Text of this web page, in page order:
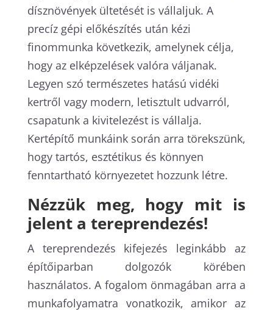
dísznövények ültetését is vállaljuk. A
precíz gépi előkészítés után kézi
finommunka következik, amelynek célja,
hogy az elképzelések valóra váljanak.
Legyen szó természetes hatású vidéki
kertről vagy modern, letisztult udvarról,
csapatunk a kivitelezést is vállalja.
Kertépítő munkáink során arra törekszünk,
hogy tartós, esztétikus és könnyen
fenntartható környezetet hozzunk létre.
Nézzük meg, hogy mit is
jelent a tereprendezés!
A tereprendezés kifejezés leginkább az
építőiparban dolgozók körében
használatos. A fogalom önmagában arra a
munkafolyamatra vonatkozik, amikor az